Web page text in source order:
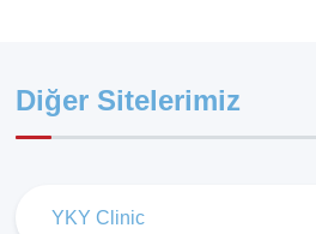
Diğer Sitelerimiz
YKY Clinic